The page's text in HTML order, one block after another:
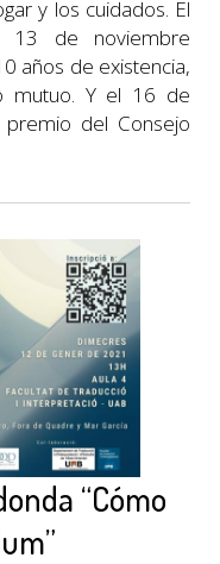
y los cuidados. El
13 de noviembre
años de existencia,
mutuo. Y el 16 de
del Consejo
“Cómo